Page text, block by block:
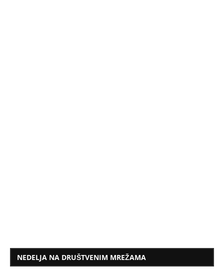
NEDELJA NA DRUŠTVENIM MREŽAMA